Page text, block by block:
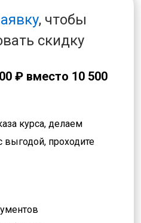
, чтобы
скидку
₽ вместо 10 500
курса, делаем
выгодой, проходите